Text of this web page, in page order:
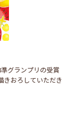
グランプリの受賞
きおろしていただき